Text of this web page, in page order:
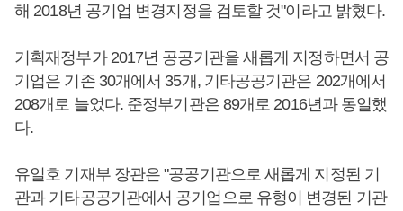
해 2018년 공기업 변경지정을 검토할 것"이라고 밝혔다.
기획재정부가 2017년 공공기관을 새롭게 지정하면서 공
기업은 기존 30개에서 35개, 기타공공기관은 202개에서
208개로 늘었다. 준정부기관은 89개로 2016년과 동일했
다.
유일호 기재부 장관은 "공공기관으로 새롭게 지정된 기
관과 기타공공기관에서 공기업으로 유형이 변경된 기관